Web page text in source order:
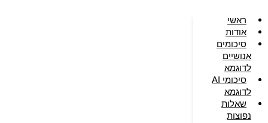
ראשי
אודות
סיכומים
אנושיים
לדוגמא
סיכומי AI
לדוגמא
שאלות
נפוצות